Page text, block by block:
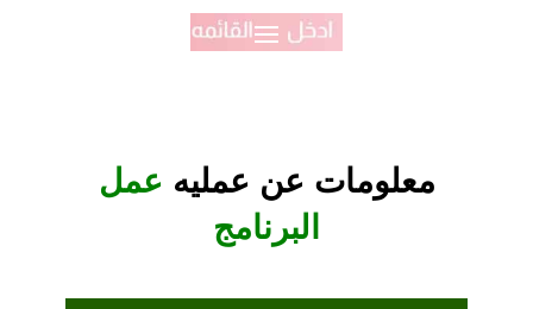
معلومات عن عمليه عمل
البرنامج